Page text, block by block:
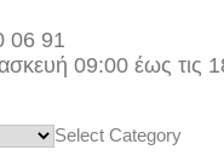
06 91
09:00 έως τις
Select Category